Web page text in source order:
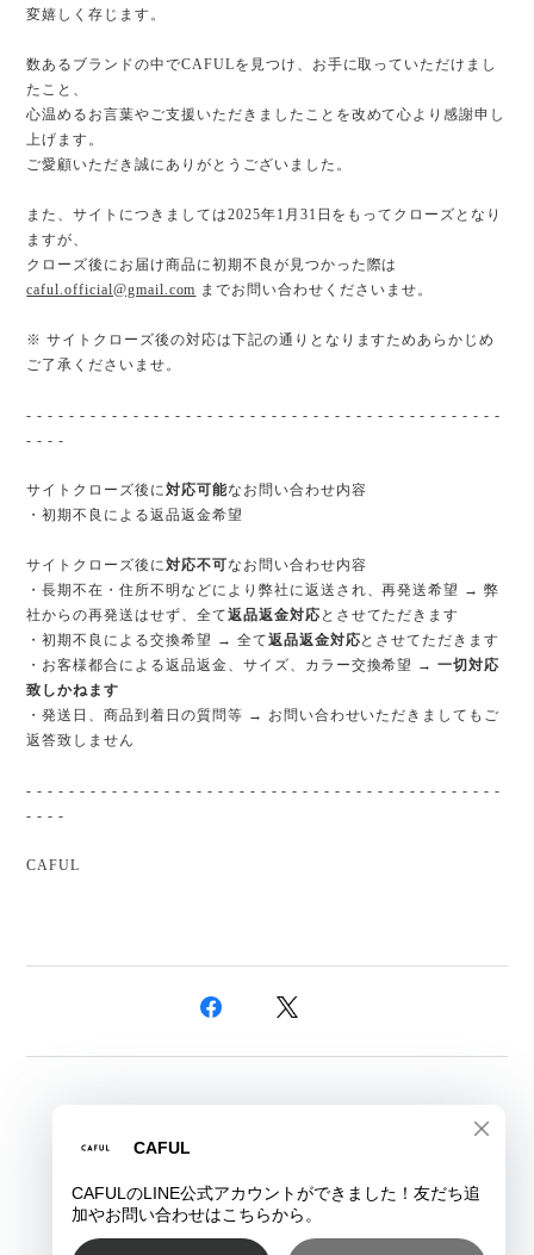
変嬉しく存じます。
数あるブランドの中でCAFULを見つけ、お手に取っていただけまし
たこと、
心温めるお言葉やご支援いただきましたことを改めて心より感謝申し
上げます。
ご愛顧いただき誠にありがとうございました。
また、サイトにつきましては2025年1月31日をもってクローズとなり
ますが、
クローズ後にお届け商品に初期不良が見つかった際は
caful.official@gmail.com までお問い合わせくださいませ。
※ サイトクローズ後の対応は下記の通りとなりますためあらかじめ
ご了承くださいませ。
- - - - - - - - - - - - - - - - - - - - - - - - - - - - - - - - - - - - - - - - - - - - -
- - - -
サイトクローズ後に対応可能なお問い合わせ内容
・初期不良による返品返金希望
サイトクローズ後に対応不可なお問い合わせ内容
・長期不在・住所不明などにより弊社に返送され、再発送希望 → 弊
社からの再発送はせず、全て返品返金対応 とさせてただきます
・初期不良による交換希望 → 全て返品返金対応とさせてただきます
・お客様都合による返品返金、サイズ、カラー交換希望 →一切対応
致しかねます
・発送日、商品到着日の質問等 → お問い合わせいただきましてもご
返答致しません
- - - - - - - - - - - - - - - - - - - - - - - - - - - - - - - - - - - - - - - - - - - - -
- - - -
CAFUL